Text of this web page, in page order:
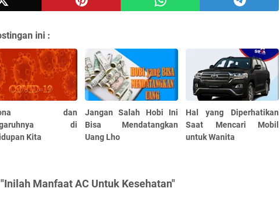
ini :
dan
di
Kita
Jangan Salah Hobi Ini
Bisa Mendatangkan
Uang Lho
Hal yang Diperhatikan
Saat Mencari Mobil
untuk Wanita
Manfaat AC Untuk Kesehatan"